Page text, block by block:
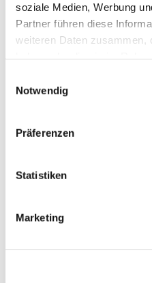
soziale Medien, Werbung
Partner führen diese
weiteren Daten zusammen,
Notwendig
Präferenzen
Statistiken
Marketing
Dies